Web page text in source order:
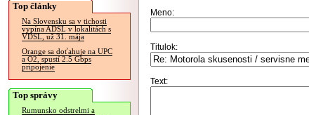
Top články
Na Slovensku sa v tichosti
vypína ADSL v lokalitách s
VDSL, už 31. mája
Orange sa doťahuje na UPC
a O2, spustí 2.5 Gbps
pripojenie
Top správy
Rumunsko odstrelmi a
Meno:
Titulok:
Text: